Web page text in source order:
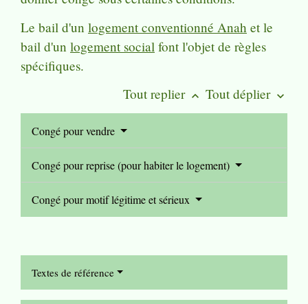
Le bail d'un logement conventionné Anah et le
bail d'un logement social font l'objet de règles
spécifiques.
Tout replier keyboard_arrow_up Tout déplier keyboard_arrow_down
Congé pour vendre
Congé pour reprise (pour habiter le logement)
Congé pour motif légitime et sérieux
Textes de référence